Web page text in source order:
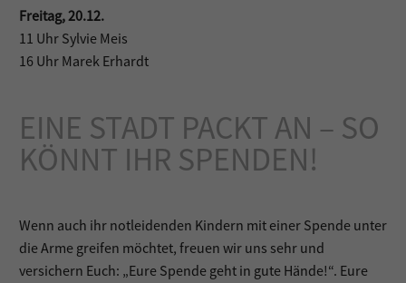
Freitag, 20.12.
11 Uhr Sylvie Meis
16 Uhr Marek Erhardt
EINE STADT PACKT AN – SO
KÖNNT IHR SPENDEN!
Wenn auch ihr notleidenden Kindern mit einer Spende unter
die Arme greifen möchtet, freuen wir uns sehr und
versichern Euch: „Eure Spende geht in gute Hände!“. Eure